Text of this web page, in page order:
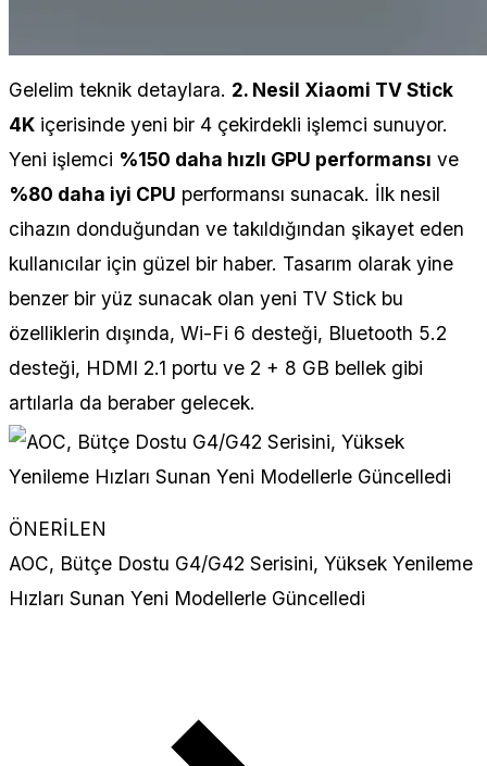
Gelelim teknik detaylara. 2. Nesil Xiaomi TV Stick
4K içerisinde yeni bir 4 çekirdekli işlemci sunuyor.
Yeni işlemci %150 daha hızlı GPU performansı ve
%80 daha iyi CPU performansı sunacak. İlk nesil
cihazın donduğundan ve takıldığından şikayet eden
kullanıcılar için güzel bir haber. Tasarım olarak yine
benzer bir yüz sunacak olan yeni TV Stick bu
özelliklerin dışında, Wi-Fi 6 desteği, Bluetooth 5.2
desteği, HDMI 2.1 portu ve 2 + 8 GB bellek gibi
artılarla da beraber gelecek.
ÖNERİLEN
AOC, Bütçe Dostu G4/G42 Serisini, Yüksek Yenileme
Hızları Sunan Yeni Modellerle Güncelledi